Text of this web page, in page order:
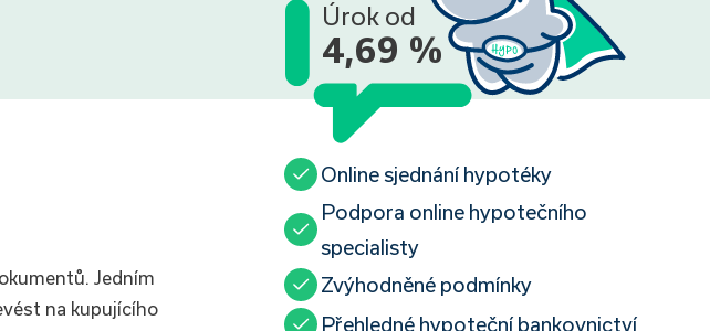
Úrok od
4,69 %
Jedním
na kupujícího
Online sjednání hypotéky
Podpora online hypotečního
specialisty
Zvýhodněné podmínky
Přehledné hypoteční bankovnictví